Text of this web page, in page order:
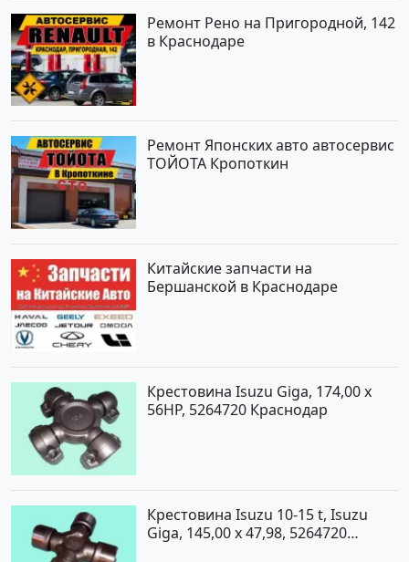
Ремонт Рено на Пригородной, 142
в Краснодаре
Ремонт Японских авто автосервис
ТОЙОТА Кропоткин
Китайские запчасти на
Бершанской в Краснодаре
Крестовина Isuzu Giga, 174,00 x
56HP, 5264720 Краснодар
Крестовина Isuzu 10-15 t, Isuzu
Giga, 145,00 x 47,98, 5264720